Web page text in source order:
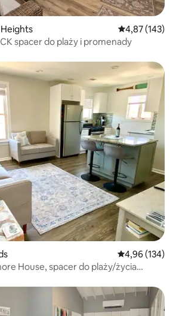
Średnia
4,87 (143)
spacer do plaży i promenady
z kategorii Wybór gości
Średnia
4,96 (134)
House, spacer do plaży/życia